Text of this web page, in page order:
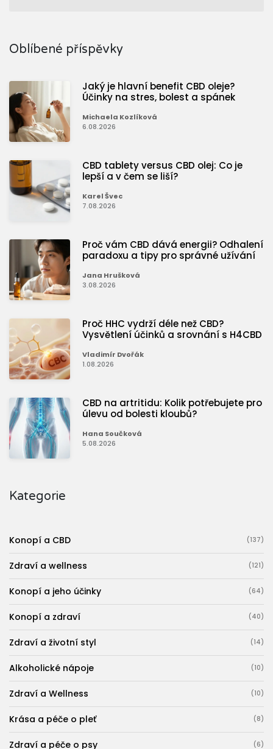
Oblíbené příspěvky
Jaký je hlavní benefit CBD oleje?
Účinky na stres, bolest a spánek
Michaela Kozlíková
6.08.2026
CBD tablety versus CBD olej: Co je
lepší a v čem se liší?
Karel Švec
7.08.2026
Proč vám CBD dává energii? Odhalení
paradoxu a tipy pro správné užívání
Jana Hrušková
3.08.2026
Proč HHC vydrží déle než CBD?
Vysvětlení účinků a srovnání s H4CBD
Vladimír Dvořák
1.08.2026
CBD na artritidu: Kolik potřebujete pro
úlevu od bolesti kloubů?
Hana Součková
5.08.2026
Kategorie
Konopí a CBD (137)
Zdraví a wellness (121)
Konopí a jeho účinky (64)
Konopí a zdraví (40)
Zdraví a životní styl (14)
Alkoholické nápoje (10)
Zdraví a Wellness (10)
Krása a péče o pleť (8)
Zdraví a péče o psy (6)